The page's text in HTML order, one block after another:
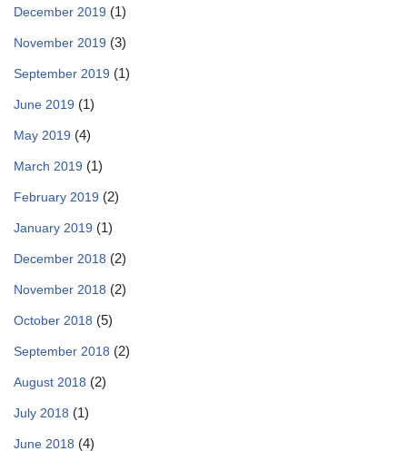
December 2019 (1)
November 2019 (3)
September 2019 (1)
June 2019 (1)
May 2019 (4)
March 2019 (1)
February 2019 (2)
January 2019 (1)
December 2018 (2)
November 2018 (2)
October 2018 (5)
September 2018 (2)
August 2018 (2)
July 2018 (1)
June 2018 (4)